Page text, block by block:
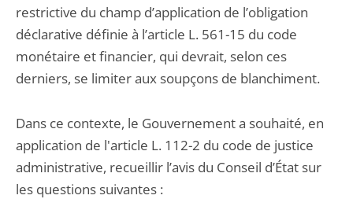
restrictive du champ d’application de l’obligation
déclarative définie à l’article L. 561-15 du code
monétaire et financier, qui devrait, selon ces
derniers, se limiter aux soupçons de blanchiment.
Dans ce contexte, le Gouvernement a souhaité, en
application de l'article L. 112-2 du code de justice
administrative, recueillir l’avis du Conseil d’État sur
les questions suivantes :